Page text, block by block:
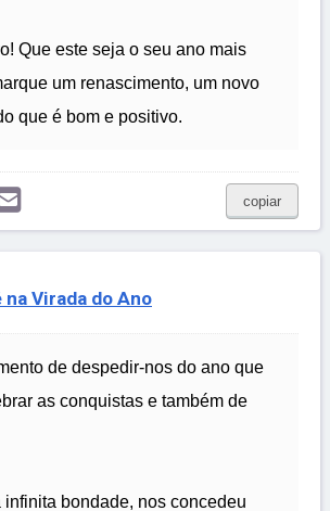
Que este seja o seu ano mais
um renascimento, um novo
que é bom e positivo.
copiar
na Virada do Ano
de despedir-nos do ano que
as conquistas e também de
infinita bondade, nos concedeu